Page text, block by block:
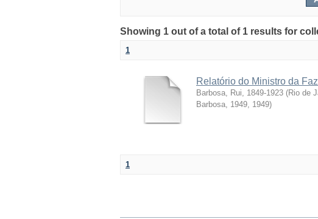
Showing 1 out of a total of 1 results for
1
Relatório do Ministro da
Barbosa, Rui, 1849-1923 (Rio de
Barbosa, 1949, 1949)
1